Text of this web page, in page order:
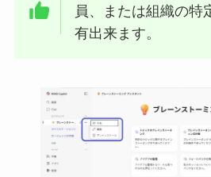
員、または組織の特
有出来ます。